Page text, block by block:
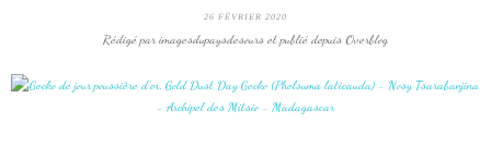
26 FÉVRIER 2020
Rédigé par imagesdupaysdesours et publié depuis Overblog